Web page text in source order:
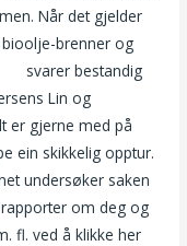
Når det gjelder
brenner og
svarer bestandig
Lin og
er gjerne med på
ein skikkelig opptur.
undersøker saken
om deg og
fl. ved å klikke her